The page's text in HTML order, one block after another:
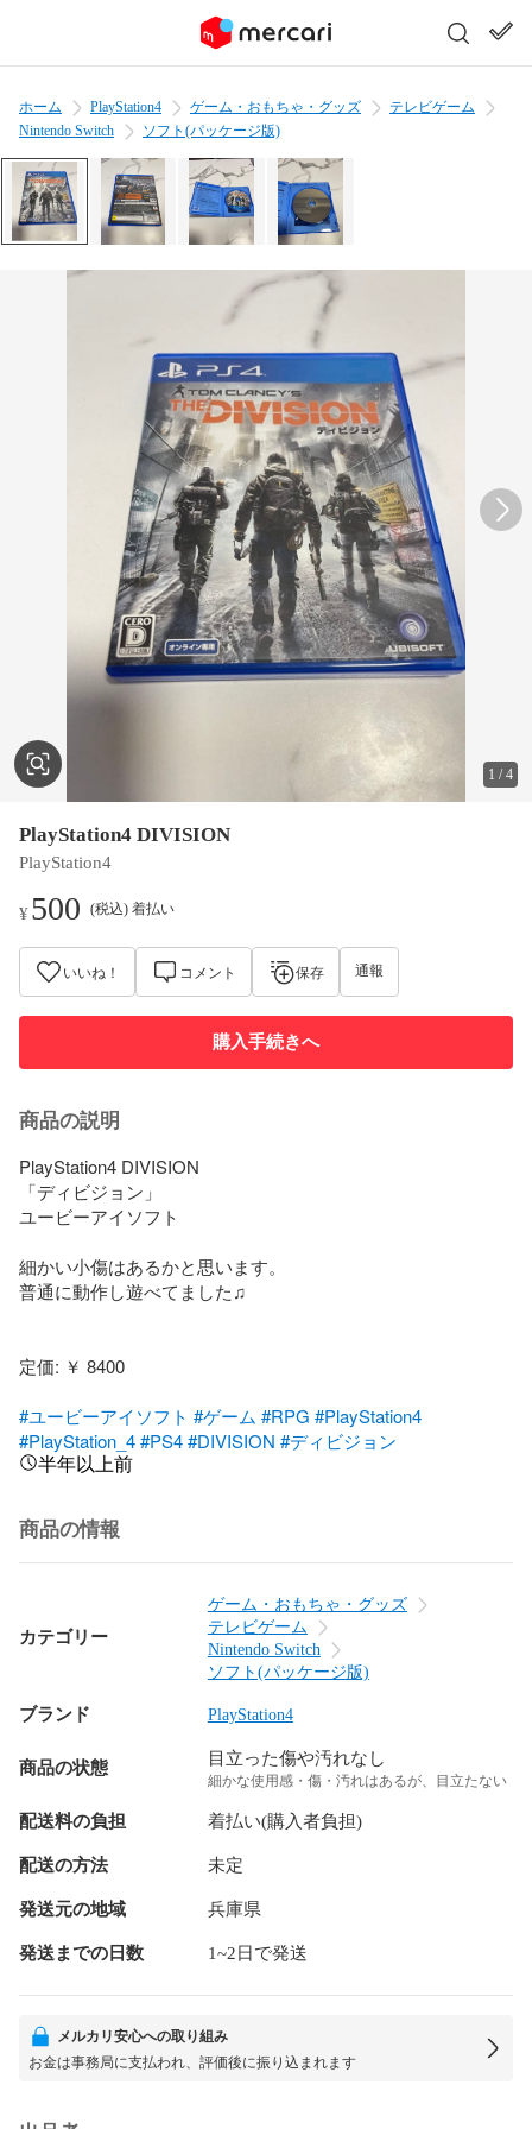
ホーム PlayStation4 ゲーム・おもちゃ・グッズ
テレビゲーム
Nintendo Switch
ソフト(パッケージ版)
1 /4
PlayStation4 DIVISION
PlayStation4
¥500 (税込) 着払い
いいね！ コメント 保存 通報
購入手続きへ
商品の説明
PlayStation4 DIVISION
「ディビジョン」
ユービーアイソフト
細かい小傷はあるかと思います。
普通に動作し遊べてました♫
定価: ￥ 8400
#ユービーアイソフト #ゲーム #RPG #PlayStation4
#PlayStation_4#PS4#DIVISION #ディビジョン
半年以上前
商品の情報
カテゴリー
ゲーム・おもちゃ・グッズ
テレビゲーム
Nintendo Switch
ソフト(パッケージ版)
ブランド PlayStation4
商品の状態 目立った傷や汚れなし
細かな使用感・傷・汚れはあるが、目立たない
配送料の負担 着払い(購入者負担)
配送の方法 未定
発送元の地域 兵庫県
発送までの日数 1~2日で発送
メルカリ安心への取り組み
お金は事務局に支払われ、評価後に振り込まれます